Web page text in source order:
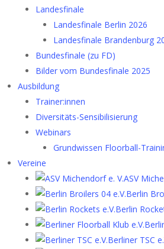
Landesfinale
Landesfinale Berlin 2026
Landesfinale Brandenburg
Bundesfinale (zu FD)
Bilder vom Bundesfinale 2025
Ausbildung
Trainer:innen
Diversitäts-Sensibilisierung
Webinars
Grundwissen Floorball-
Vereine
ASV
Berlin
Berlin
Berliner TSC